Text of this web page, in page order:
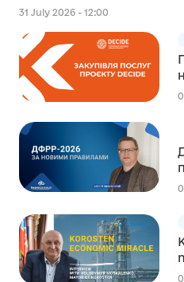
31 July 2026 - 12:00